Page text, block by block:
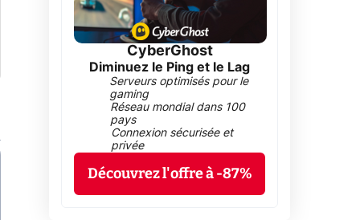
CyberGhost
Diminuez le Ping et le Lag
Serveurs optimisés pour le
gaming
Réseau mondial dans 100
pays
Connexion sécurisée et
privée
Découvrez l'offre à -87%